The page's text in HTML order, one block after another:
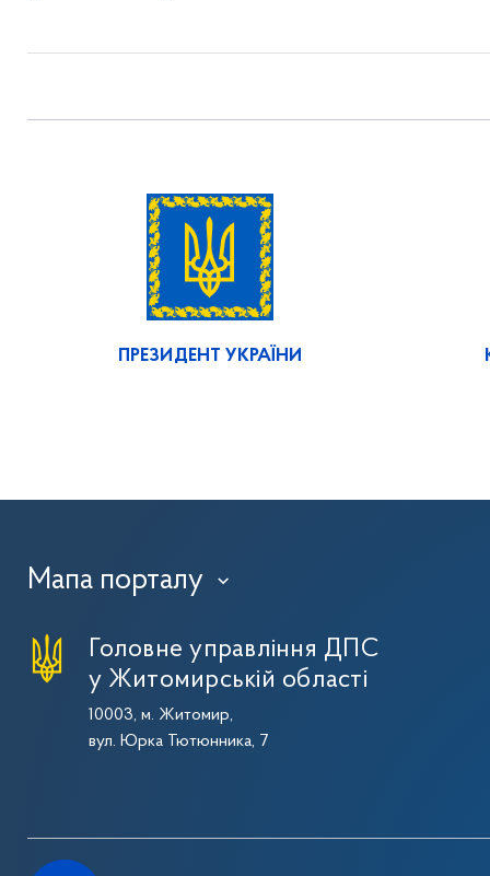
ПРЕЗИДЕНТ УКРАЇНИ
Мапа порталу ›
Головне управління ДПС
у Житомирській області
10003, м. Житомир,
вул. Юрка Тютюнника, 7